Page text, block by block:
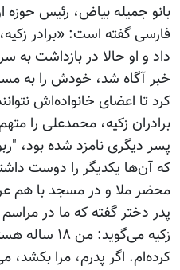
بانو جمیله بیاض، رئیس
فارسی گفته است: «برادر
داد و او حالا در بازداشت به
خبر آگاه شد، خودش را به
کرد تا اعضای خانواده‌اش
برادران زکیه، محمدعلی را
پسر دیگری نامزد شده بود،
که آن‌ها یکدیگر را دوست
محضر ملا و در مسجد با هم
پدر دختر گفته که ما در
زکیه می‌گوید:
کرده‌ام. اگر پدرم، مرا بکشد،